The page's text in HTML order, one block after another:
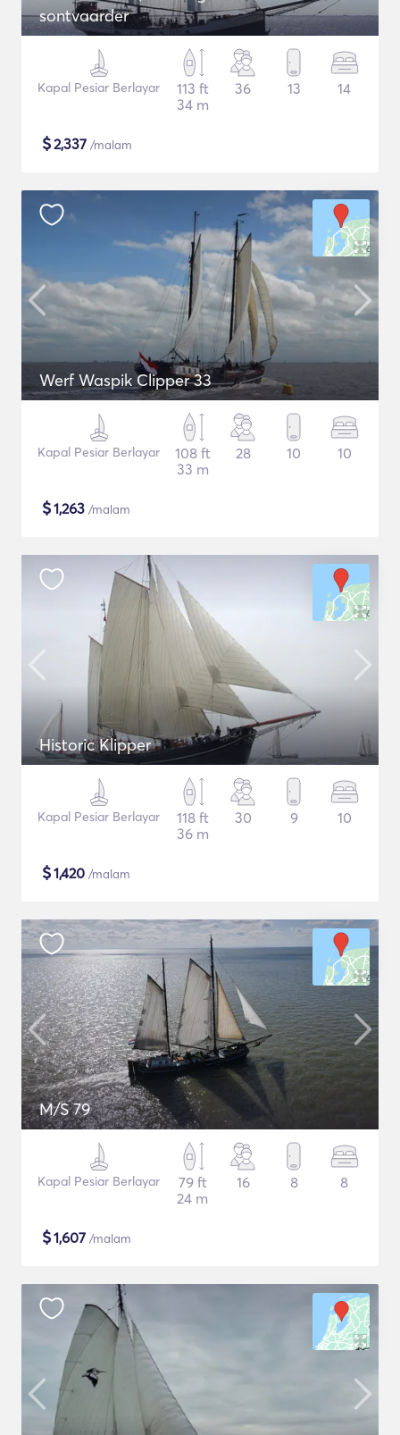
sontvaarder
Kapal Pesiar Berlayar
113 ft
34 m
36 13 14
$2,337 /malam
Werf Waspik Clipper 33
Kapal Pesiar Berlayar
108 ft
33 m
28 10 10
$1,263 /malam
Historic Klipper
Kapal Pesiar Berlayar
118 ft
36 m
30 9 10
$1,420 /malam
M/S 79
Kapal Pesiar Berlayar
79 ft
24 m
16 8 8
$1,607 /malam